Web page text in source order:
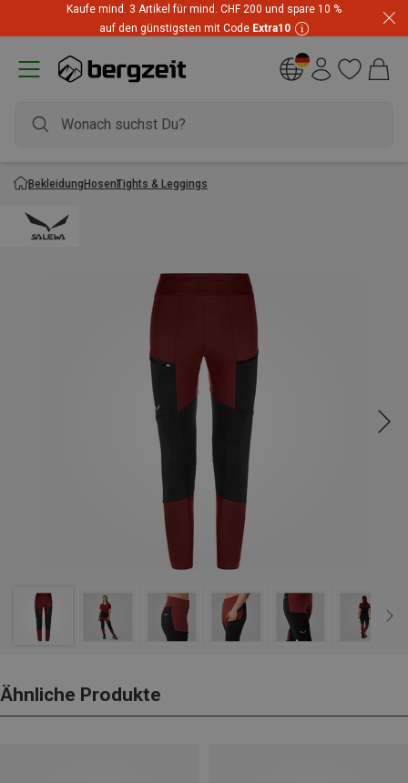
Kaufe mind. 3 Artikel für mind. CHF 200 und spare 10 %
auf den günstigsten mit Code Extra10
BekleidungHosenTights & Leggings
Ähnliche Produkte